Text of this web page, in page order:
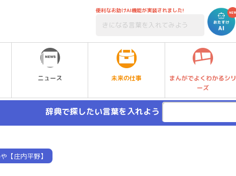
便利なお助けAI機能が実装されました!
ニュース 未来の仕事
まんがでよくわかるシリ
ーズ
辞典で探したい言葉を入れよう
【庄内平野】